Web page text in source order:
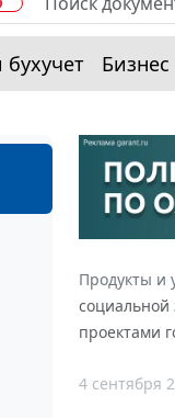
Бизнес
Продукты и
социальной
проектами
4 сентября